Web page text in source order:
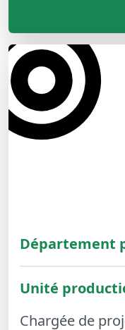
Département
Unité
Chargée de